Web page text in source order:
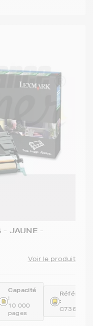
- JAUNE -
Voir le produit
Capacité
:
10 000
pages
: